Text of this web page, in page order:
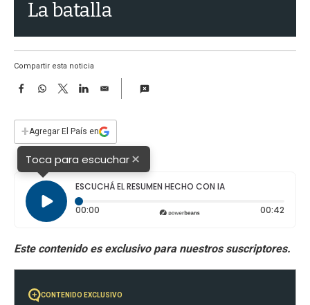
La batalla
Compartir esta noticia
F
e
b
o
o
W
s
p
p
T
w
t
r
L
I
n
E
i
l
+Agregar El País en
Toca para escuchar×
ESCUCHÁ EL RESUMEN HECHO CON IA
00:00 Tiempo transcurrido: 0 segundos 00:42
CONTENIDO EXCLUSIVO